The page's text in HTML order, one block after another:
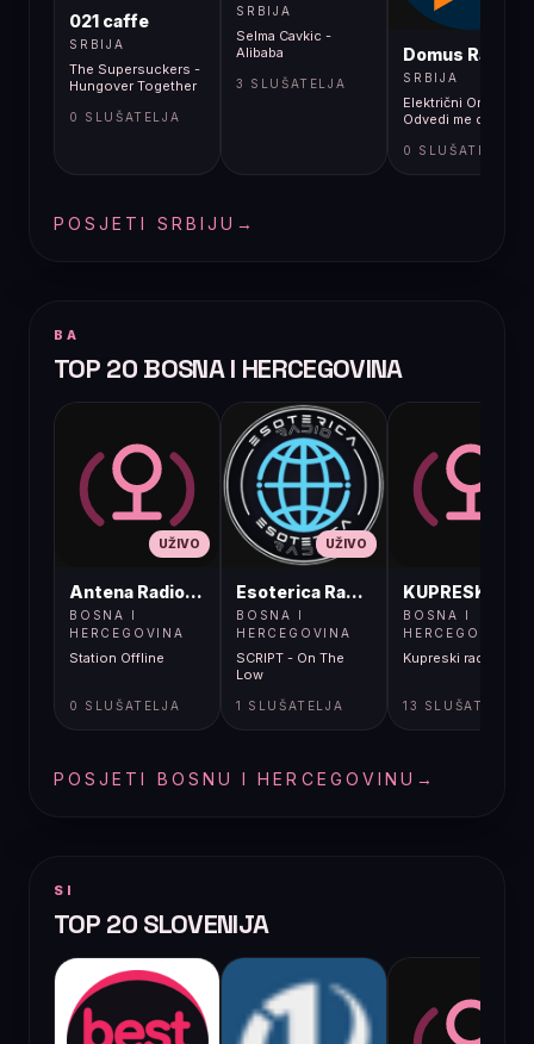
021 caffe
SRBIJA
The Supersuckers -
Hungover Together
0 SLUŠATELJA
SRBIJA
Selma Cavkic -
Alibaba
3 SLUŠATELJA
Domus Radio
SRBIJA
Električni Orgazam -
Odvedi me do rupe
0 SLUŠATELJA
POSJETI SRBIJU →
BA
TOP 20 BOSNA I HERCEGOVINA
UŽIVO
Antena Radio, Jelah Tešanj
BOSNA I
HERCEGOVINA
Station Offline
0 SLUŠATELJA
UŽIVO
Esoterica Radio S1
BOSNA I
HERCEGOVINA
SCRIPT - On The
Low
1 SLUŠATELJA
BOSNA I
HERCEGOVINA
Kupreski radio
13 SLUŠATELJA
POSJETI BOSNU I HERCEGOVINU →
SI
TOP 20 SLOVENIJA